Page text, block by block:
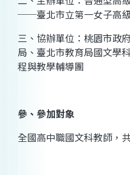
──臺北市立第一女子高
三、協辦單位：桃園市政
局、臺北市教育局國文學
程與教學輔導團
參、參加對象
全國高中職國文科教師，